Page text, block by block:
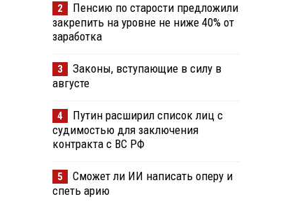
2
Пенсию по старости предложили
закрепить на уровне не ниже 40% от
заработка
3
Законы, вступающие в силу в
августе
4
Путин расширил список лиц с
судимостью для заключения
контракта с ВС РФ
5
Сможет ли ИИ написать оперу и
спеть арию